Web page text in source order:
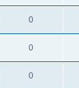
0
0
0